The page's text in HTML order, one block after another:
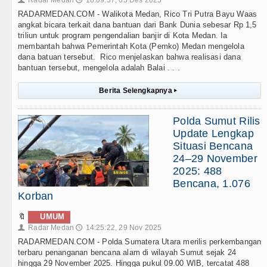
RADARMEDAN.COM - Walikota Medan, Rico Tri Putra Bayu Waas
angkat bicara terkait dana bantuan dari Bank Dunia sebesar Rp 1,5
triliun untuk program pengendalian banjir di Kota Medan. Ia
membantah bahwa Pemerintah Kota (Pemko) Medan mengelola
dana batuan tersebut. Rico menjelaskan bahwa realisasi dana
bantuan tersebut, mengelola adalah Balai . . .
Berita Selengkapnya ▸
Polda Sumut Rilis
Update Lengkap
Situasi Bencana
24–29 November
2025: 488
Bencana, 1.076
Korban
🔖 UMUM
👤 Radar Medan 🕔 14:25:22, 29 Nov 2025
RADARMEDAN.COM - Polda Sumatera Utara merilis perkembangan
terbaru penanganan bencana alam di wilayah Sumut sejak 24
hingga 29 November 2025. Hingga pukul 09.00 WIB, tercatat 488